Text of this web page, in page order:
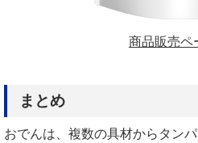
商品販売ペ
まとめ
おでんは、複数の具材からタン